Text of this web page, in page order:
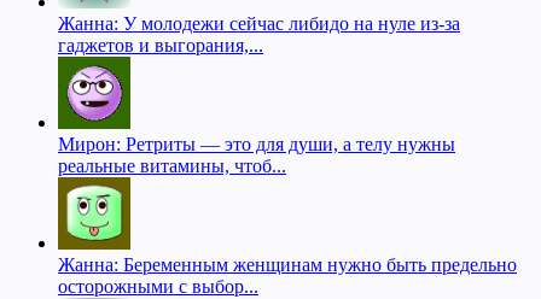
Жанна: У молодежи сейчас либидо на нуле из-за
гаджетов и выгорания,...
Мирон: Ретриты — это для души, а телу нужны
реальные витамины, чтоб...
Жанна: Беременным женщинам нужно быть предельно
осторожными с выбор...